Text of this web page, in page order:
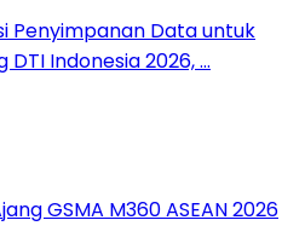
Penyimpanan Data untuk
DTI Indonesia 2026, …
GSMA M360 ASEAN 2026